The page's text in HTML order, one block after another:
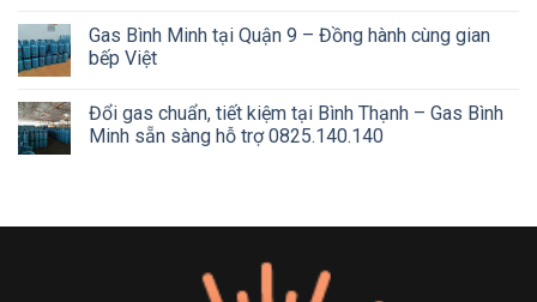
Gas Bình Minh tại Quận 9 – Đồng hành cùng gian
bếp Việt
Đổi gas chuẩn, tiết kiệm tại Bình Thạnh – Gas Bình
Minh sẵn sàng hỗ trợ 0825.140.140